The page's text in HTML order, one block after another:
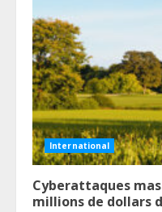
International
Cyberattaques
millions de dollars